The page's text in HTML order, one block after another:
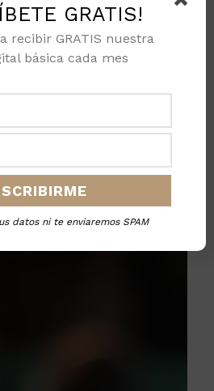
GRATIS!
recibir GRATIS nuestra
básica cada mes
datos ni te enviaremos SPAM